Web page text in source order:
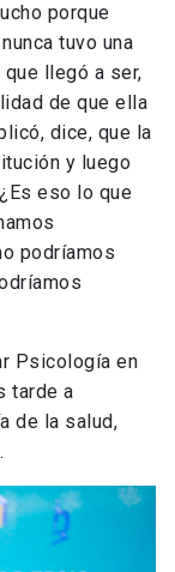
porque
tuvo una
llegó a ser,
de que ella
dice, que la
y luego
eso lo que
podríamos
Psicología en
tarde a
de la salud,